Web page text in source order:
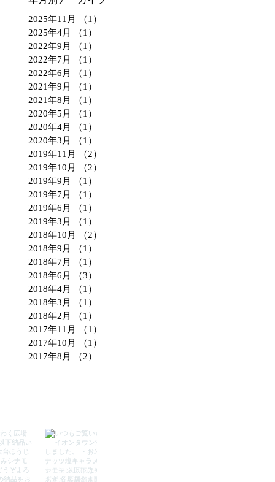
2025年11月 （1）
2025年4月
（1）
2022年9月
（1）
2022年7月
（1）
2022年6月
（1）
2021年9月
（1）
2021年8月
（1）
2020年5月
（1）
2020年4月
（1）
2020年3月
（1）
2019年11月
（2）
2019年10月
（2）
2019年9月
（1）
2019年7月
（1）
2019年6月
（1）
2019年3月
（1）
2018年10月
（2）
2018年9月
（1）
2018年7月
（1）
2018年6月
（3）
2018年4月
（1）
2018年3月
（1）
2018年2月
（1）
2017年11月
（1）
2017年10月
（1）
2017年8月
（2）